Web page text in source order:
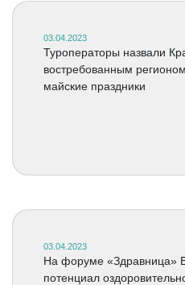
03.04.2023
Туроператоры назвали
востребованным
майские праздники
03.04.2023
На форуме «Здравница»
потенциал